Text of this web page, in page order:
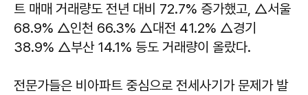
트 매매 거래량도 전년 대비 72.7% 증가했고, △서울
68.9% △인천 66.3% △대전 41.2% △경기
38.9% △부산 14.1% 등도 거래량이 올랐다.
전문가들은 비아파트 중심으로 전세사기가 문제가 발